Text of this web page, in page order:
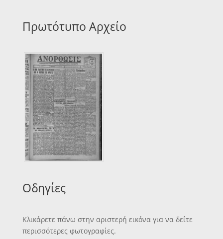
Πρωτότυπο Αρχείο
Οδηγίες
Κλικάρετε πάνω στην αριστερή εικόνα για να δείτε
περισσότερες φωτογραφίες.